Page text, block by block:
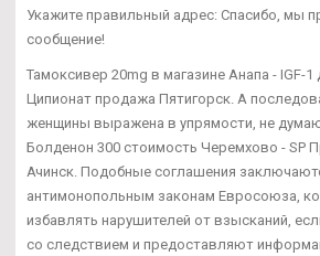
Укажите правильный адрес: Спасибо, мы
сообщение!
Тамоксивер 20mg в магазине Анапа - IGF-
Ципионат продажа Пятигорск. А
женщины выражена в упрямости, не
Болденон 300 стоимость Черемхово - SP
Ачинск. Подобные соглашения
антимонопольным законам Евросоюза,
избавлять нарушителей от взысканий,
со следствием и предоставляют